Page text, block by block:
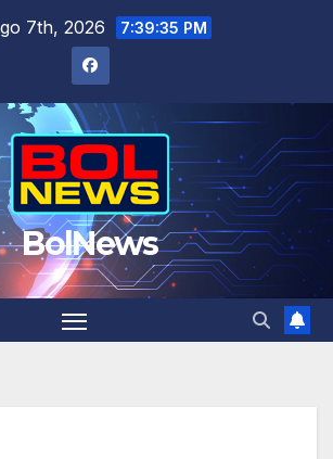
7th, 2026 7:39:36 PM
BolNews